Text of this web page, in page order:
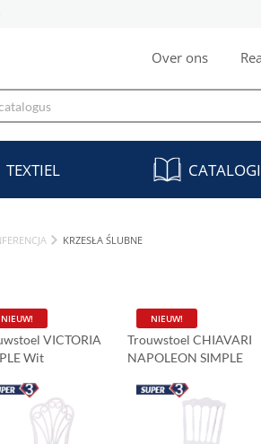
Over ons
TEXTIEL CATALOGI
KRZESŁA ŚLUBNE
VICTORIA
Wit
NIEUW!
Trouwstoel CHIAVARI
NAPOLEON SIMPLE
NIEUW!